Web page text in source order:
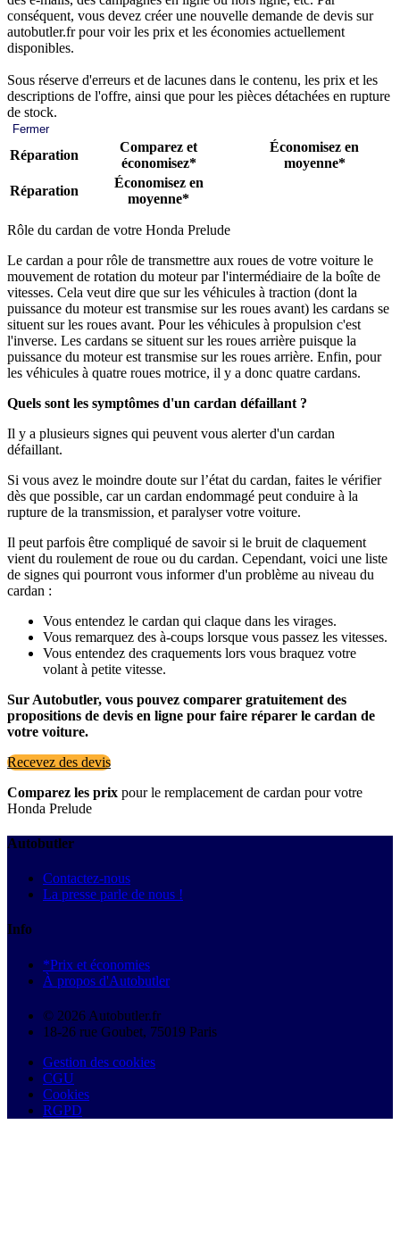
conséquent, vous devez créer une nouvelle demande de devis sur
autobutler.fr pour voir les prix et les économies actuellement
disponibles.
Sous réserve d'erreurs et de lacunes dans le contenu, les prix et les
descriptions de l'offre, ainsi que pour les pièces détachées en rupture
de stock.
Fermer
Réparation
Comparez et
économisez*
Économisez en
moyenne*
Réparation
Économisez en
moyenne*
Rôle du cardan de votre Honda Prelude
Le cardan a pour rôle de transmettre aux roues de votre voiture le
mouvement de rotation du moteur par l'intermédiaire de la boîte de
vitesses. Cela veut dire que sur les véhicules à traction (dont la
puissance du moteur est transmise sur les roues avant) les cardans se
situent sur les roues avant. Pour les véhicules à propulsion c'est
l'inverse. Les cardans se situent sur les roues arrière puisque la
puissance du moteur est transmise sur les roues arrière. Enfin, pour
les véhicules à quatre roues motrice, il y a donc quatre cardans.
Quels sont les symptômes d'un cardan défaillant ?
Il y a plusieurs signes qui peuvent vous alerter d'un cardan
défaillant.
Si vous avez le moindre doute sur l’état du cardan, faites le vérifier
dès que possible, car un cardan endommagé peut conduire à la
rupture de la transmission, et paralyser votre voiture.
Il peut parfois être compliqué de savoir si le bruit de claquement
vient du roulement de roue ou du cardan. Cependant, voici une liste
de signes qui pourront vous informer d'un problème au niveau du
cardan :
Vous entendez le cardan qui claque dans les virages.
Vous remarquez des à-coups lorsque vous passez les vitesses.
Vous entendez des craquements lors vous braquez votre
volant à petite vitesse.
Sur Autobutler, vous pouvez comparer gratuitement des
propositions de devis en ligne pour faire réparer le cardan de
votre voiture.
Recevez des devis
Comparez les prix pour le remplacement de cardan pour votre
Honda Prelude
Autobutler
Contactez-nous
La presse parle de nous !
Info
*Prix et économies
À propos d'Autobutler
© 2026 Autobutler.fr
18-26 rue Goubet, 75019 Paris
Gestion des cookies
CGU
Cookies
RGPD